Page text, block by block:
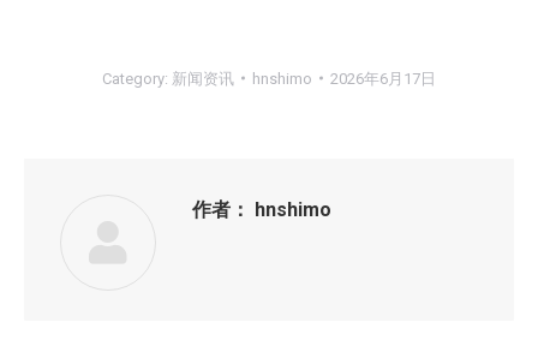
Category: 新闻资讯 hnshimo 2026年6月17日
作者： hnshimo